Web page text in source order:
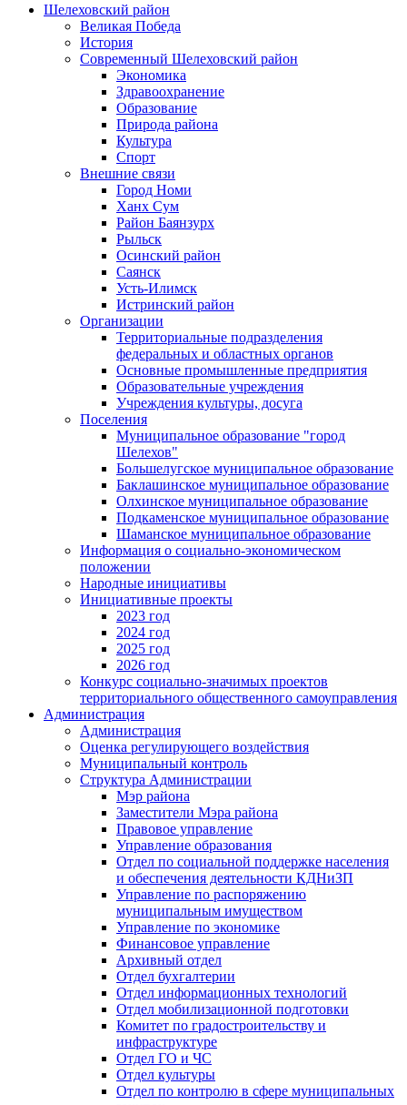
Шелеховский район
Великая Победа
История
Современный Шелеховский район
Экономика
Здравоохранение
Образование
Природа района
Культура
Спорт
Внешние связи
Город Номи
Ханх Сум
Район Баянзурх
Рыльск
Осинский район
Саянск
Усть-Илимск
Истринский район
Организации
Территориальные подразделения
федеральных и областных органов
Основные промышленные предприятия
Образовательные учреждения
Учреждения культуры, досуга
Поселения
Муниципальное образование "город
Шелехов"
Большелугское муниципальное образование
Баклашинское муниципальное образование
Олхинское муниципальное образование
Подкаменское муниципальное образование
Шаманское муниципальное образование
Информация о социально-экономическом
положении
Народные инициативы
Инициативные проекты
2023 год
2024 год
2025 год
2026 год
Конкурс социально-значимых проектов
территориального общественного самоуправления
Администрация
Администрация
Оценка регулирующего воздействия
Муниципальный контроль
Структура Администрации
Мэр района
Заместители Мэра района
Правовое управление
Управление образования
Отдел по социальной поддержке населения
и обеспечения деятельности КДНиЗП
Управление по распоряжению
муниципальным имуществом
Управление по экономике
Финансовое управление
Архивный отдел
Отдел бухгалтерии
Отдел информационных технологий
Отдел мобилизационной подготовки
Комитет по градостроительству и
инфраструктуре
Отдел ГО и ЧС
Отдел культуры
Отдел по контролю в сфере муниципальных